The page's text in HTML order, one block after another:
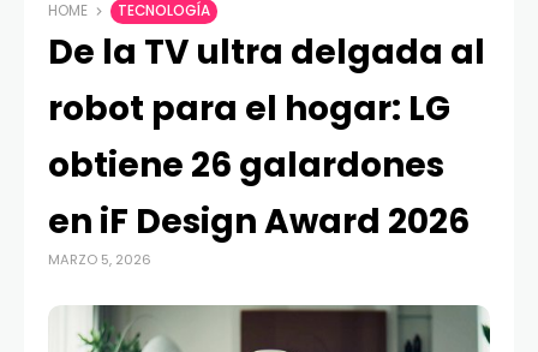
HOME TECNOLOGÍA
De la TV ultra delgada al
robot para el hogar: LG
obtiene 26 galardones
en iF Design Award 2026
MARZO 5, 2026